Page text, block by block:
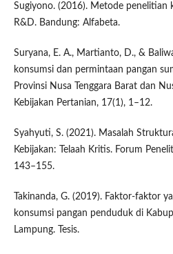
Sugiyono. (2016). Metode
R&D. Bandung: Alfabeta.
Suryana, E. A., Martianto, D., &
konsumsi dan permintaan pangan
Provinsi Nusa Tenggara Barat dan
Kebijakan Pertanian, 17(1), 1–12.
Syahyuti, S. (2021). Masalah
Kebijakan: Telaah Kritis. Forum
143–155.
Takinanda, G. (2019). Faktor-faktor
konsumsi pangan penduduk di
Lampung. Tesis.